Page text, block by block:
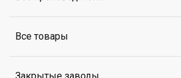
Все товары